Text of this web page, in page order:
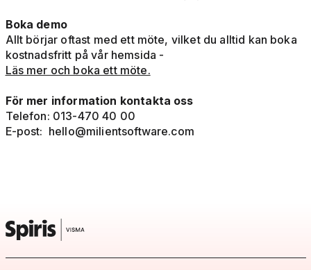
Boka demo
Allt börjar oftast med ett möte, vilket du alltid kan boka
kostnadsfritt på vår hemsida -
Läs mer och boka ett möte.
För mer information kontakta oss
Telefon: 013-470 40 00
E-post: hello@milientsoftware.com